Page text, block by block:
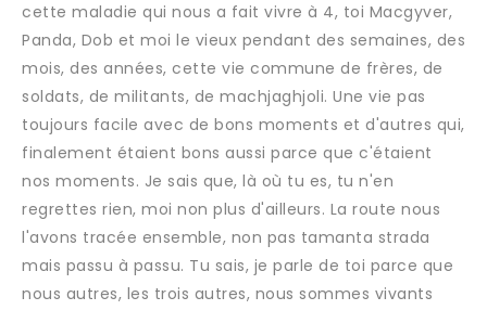
cette maladie qui nous a fait vivre à 4, toi Macgyver,
Panda, Dob et moi le vieux pendant des semaines, des
mois, des années, cette vie commune de frères, de
soldats, de militants, de machjaghjoli. Une vie pas
toujours facile avec de bons moments et d'autres qui,
finalement étaient bons aussi parce que c'étaient
nos moments. Je sais que, là où tu es, tu n'en
regrettes rien, moi non plus d'ailleurs. La route nous
l'avons tracée ensemble, non pas tamanta strada
mais passu à passu. Tu sais, je parle de toi parce que
nous autres, les trois autres, nous sommes vivants